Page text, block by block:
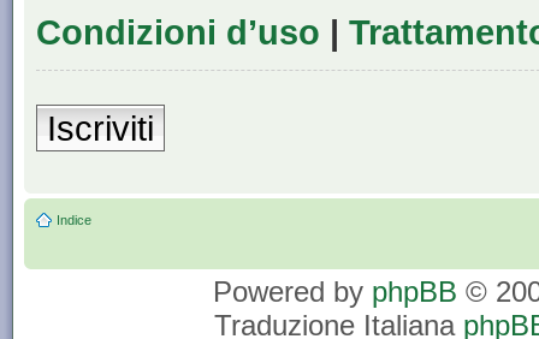
Condizioni d’uso |
Iscriviti
Indice
Powered by phpBB ©
Traduzione Italiana